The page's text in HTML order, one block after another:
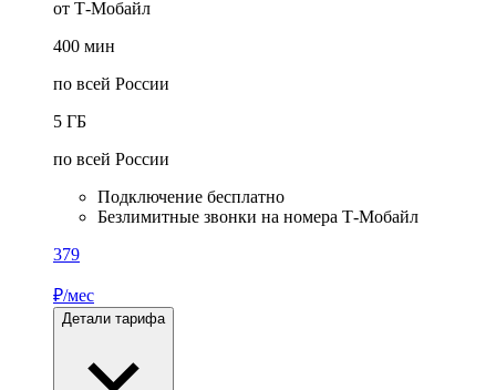
от Т-Мобайл
400 мин
по всей России
5 ГБ
по всей России
Подключение бесплатно
Безлимитные звонки на номера Т-Мобайл
379
₽/мес
Детали тарифа